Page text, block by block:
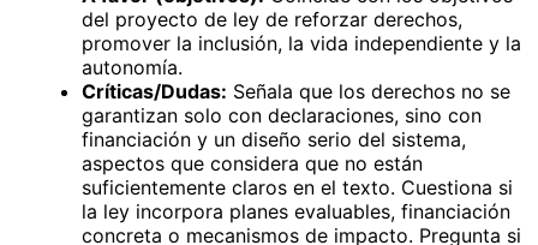
del proyecto de ley de reforzar derechos,
promover la inclusión, la vida independiente y la
autonomía.
Críticas/Dudas: Señala que los derechos no se
garantizan solo con declaraciones, sino con
financiación y un diseño serio del sistema,
aspectos que considera que no están
suficientemente claros en el texto. Cuestiona si
la ley incorpora planes evaluables, financiación
concreta o mecanismos de impacto. Pregunta si